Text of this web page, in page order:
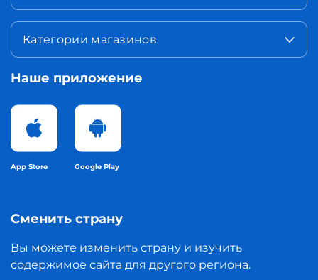
Категории магазинов
Наше приложение
App Store Google Play
Сменить страну
Вы можете изменить страну и изучить
содержимое сайта для другого региона.